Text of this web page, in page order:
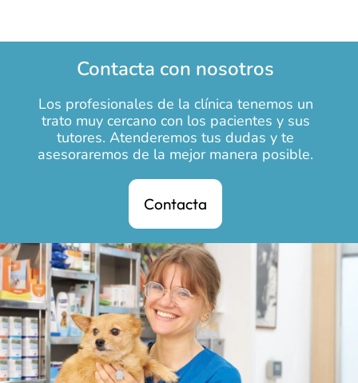
Contacta con nosotros
Los profesionales de la clínica tenemos un
trato muy cercano con los pacientes y sus
tutores. Atenderemos tus dudas y te
asesoraremos de la mejor manera posible.
Contacta